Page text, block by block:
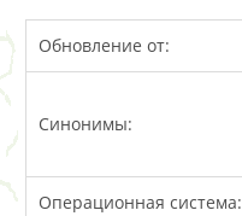
Обновление от:
Синонимы:
Операционная система: